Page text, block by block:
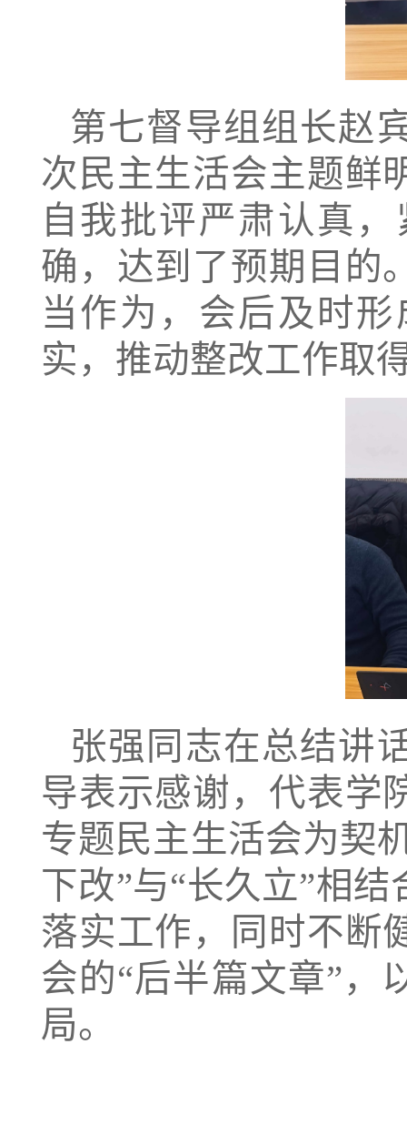
第七督导组组长赵
次民主生活会主题鲜
自我批评严肃认真
确，达到了预期目的
当作为，会后及时
实，推动整改工作取
张强同志在总结讲
导表示感谢，代表学
专题民主生活会为契
下改”与“长久立”相
落实工作，同时不断
会的“后半篇文章”，
局。